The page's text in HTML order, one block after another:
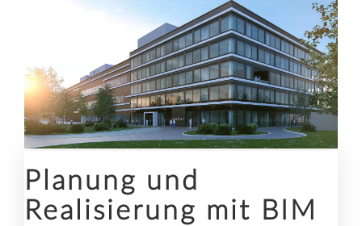
Planung und
Realisierung mit BIM